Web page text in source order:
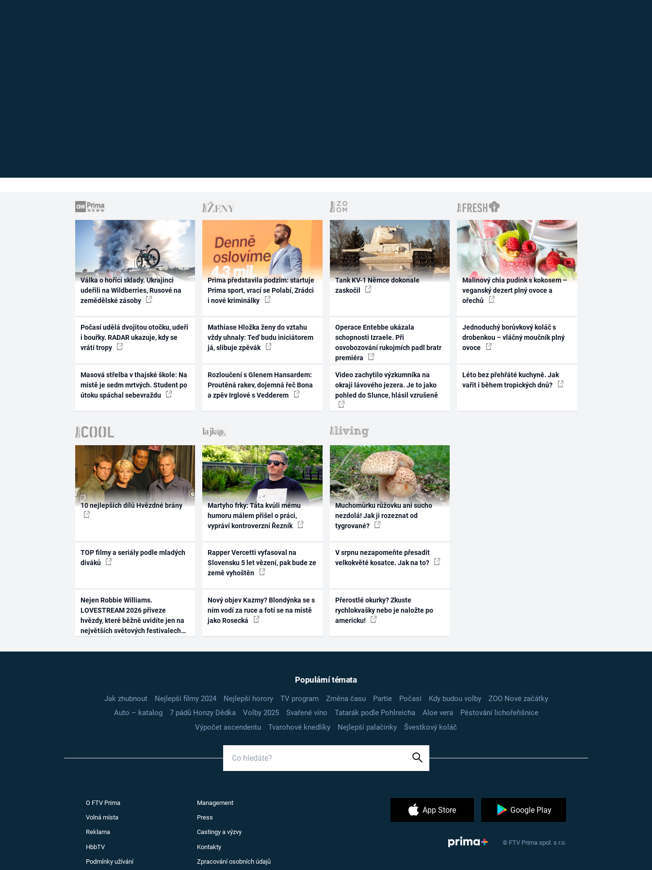
Válka o hořící sklady. Ukrajinci
udeřili na Wildberries, Rusové na
zemědělské zásoby
Počasí udělá dvojitou otočku, udeří
i bouřky. RADAR ukazuje, kdy se
vrátí tropy
Masová střelba v thajské škole: Na
místě je sedm mrtvých. Student po
útoku spáchal sebevraždu
Prima představila podzim: startuje
Prima sport, vrací se Polabí, Zrádci
i nové kriminálky
Mathiase Hložka ženy do vztahu
vždy uhnaly: Teď budu iniciátorem
já, slibuje zpěvák
Rozloučení s Glenem Hansardem:
Proutěná rakev, dojemná řeč Bona
a zpěv Irglové s Vedderem
Tank KV-1 Němce dokonale
zaskočil
Operace Entebbe ukázala
schopnosti Izraele. Při
osvobozování rukojmích padl bratr
premiéra
Video zachytilo výzkumníka na
okraji lávového jezera. Je to jako
pohled do Slunce, hlásil vzrušeně
Malinový chia pudink s kokosem –
veganský dezert plný ovoce a
ořechů
Jednoduchý borůvkový koláč s
drobenkou – vláčný moučník plný
ovoce
Léto bez přehřáté kuchyně. Jak
vařit i během tropických dnů?
10 nejlepších dílů Hvězdné brány
TOP filmy a seriály podle mladých
diváků
Nejen Robbie Williams.
LOVESTREAM 2026 přiveze
hvězdy, které běžně uvidíte jen na
největších světových festivalech
Martyho frky: Táta kvůli mému
humoru málem přišel o práci,
vypráví kontroverzní Řezník
Rapper Vercetti vyfasoval na
Slovensku 5 let vězení, pak bude ze
země vyhoštěn
Nový objev Kazmy? Blondýnka se s
ním vodí za ruce a fotí se na místě
jako Rosecká
Muchomůrku růžovku ani sucho
nezdolá! Jak ji rozeznat od
tygrované?
V srpnu nezapomeňte přesadit
velkokvěté kosatce. Jak na to?
Přerostlé okurky? Zkuste
rychlokvašky nebo je naložte po
americku!
Populární témata
Jak zhubnout Nejlepší filmy 2024 Nejlepší horory TV program Změna času Partie Počasí Kdy budou volby
ZOO Nové začátky
Auto – katalog
7 pádů Honzy Dědka Volby 2025 Svařené víno Tatarák podle Pohlreicha Aloe vera
Pěstování lichořeřišnice
Výpočet ascendentu
Tvarohové knedlíky Nejlepší palačinky Švestkový koláč
O FTV Prima Management
Volná místa Press
Reklama Castingy a výzvy
HbbTV Kontakty
Podmínky užívání Zpracování osobních údajů
App Store Google Play
© FTV Prima spol. s r.o.